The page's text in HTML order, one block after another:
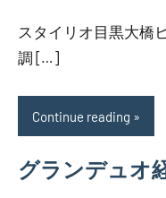
スタイリオ目黒大橋
調 […]
Continue reading
グランデュオ